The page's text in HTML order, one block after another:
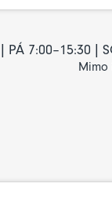
PÁ 7:00–15:30 |
Mimo